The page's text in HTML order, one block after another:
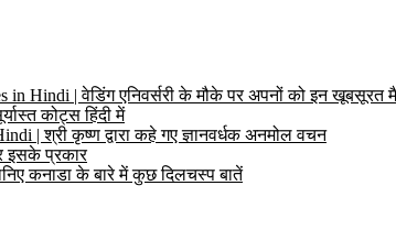
in Hindi | वेडिंग एनिवर्सरी के मौके पर अपनों को इन खूबसूरत
कोट्स हिंदी में
| श्री कृष्ण द्वारा कहे गए ज्ञानवर्धक अनमोल वचन
इसके प्रकार
कनाडा के बारे में कुछ दिलचस्प बातें